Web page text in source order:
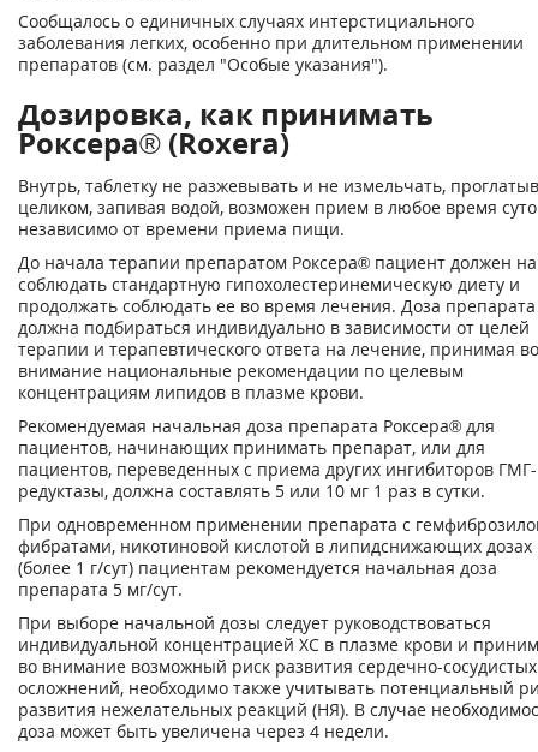
Сообщалось о единичных случаях интерстициального
заболевания легких, особенно при длительном применении
препаратов (см. раздел "Особые указания").
Дозировка, как принимать
Роксера® (Roxera)
Внутрь, таблетку не разжевывать и не измельчать,
целиком, запивая водой, возможен прием в любое время
независимо от времени приема пищи.
До начала терапии препаратом Роксера® пациент должен
соблюдать стандартную гипохолестеринемическую диету и
продолжать соблюдать ее во время лечения. Доза препарата
должна подбираться индивидуально в зависимости от целей
терапии и терапевтического ответа на лечение, принимая во
внимание национальные рекомендации по целевым
концентрациям липидов в плазме крови.
Рекомендуемая начальная доза препарата Роксера® для
пациентов, начинающих принимать препарат, или для
пациентов, переведенных с приема других ингибиторов
редуктазы, должна составлять 5 или 10 мг 1 раз в сутки.
При одновременном применении препарата с
фибратами, никотиновой кислотой в липидснижающих дозах
(более 1 г/сут) пациентам рекомендуется начальная доза
препарата 5 мг/сут.
При выборе начальной дозы следует руководствоваться
индивидуальной концентрацией ХС в плазме крови и
во внимание возможный риск развития сердечно-сосудистых
осложнений, необходимо также учитывать потенциальный
развития нежелательных реакций (НЯ). В случае
доза может быть увеличена через 4 недели.